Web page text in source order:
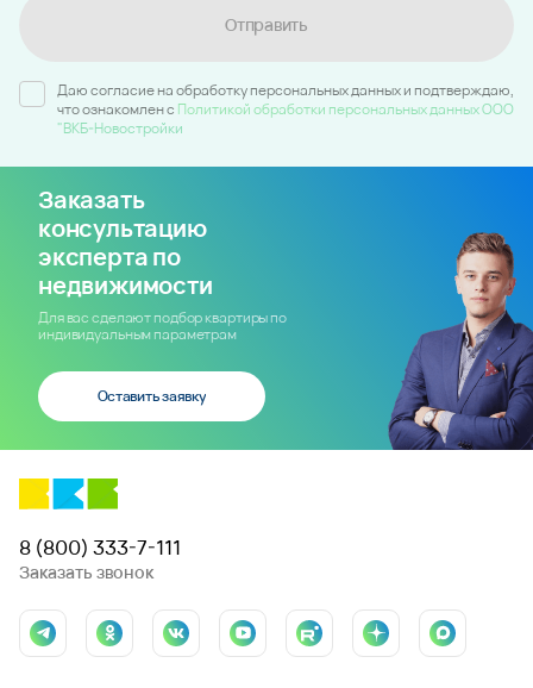
Отправить
Даю согласие на обработку персональных данных и подтверждаю,
что ознакомлен c Политикой обработки персональных данных ООО
"ВКБ-Новостройки
Заказать
консультацию
эксперта по
недвижимости
Для вас сделают подбор квартиры по
индивидуальным параметрам
Оставить заявку
8 (800) 333-7-111
Заказать звонок